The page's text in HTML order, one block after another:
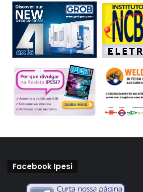
regulatória e manter a confiança de
parceiros.
A melhor maneira de se proteger
sutis e perigosas é um sistema que
endpoint de classe mundial com
em tempo real a fim de garantir
etapas do caminho de ataque de um
Facebook Ipesi